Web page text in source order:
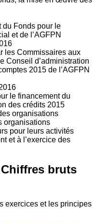
du Fonds pour le
et de l’AGFPN
les Commissaires aux
Conseil d’administration
2015 de l’AGFPN
le financement du
des crédits 2015
organisations
organisations
pour leurs activités
et à l’exercice des
Chiffres bruts
exercices et les principes